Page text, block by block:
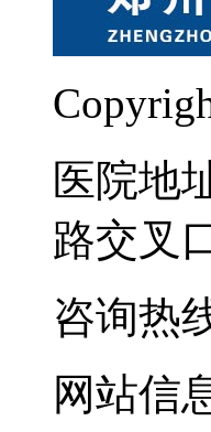
医院地
路交叉
咨询热
网站信